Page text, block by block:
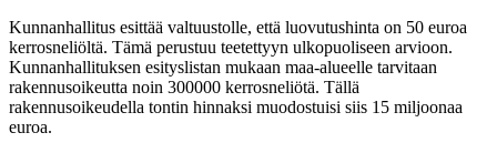
Kunnanhallitus esittää valtuustolle, että luovutushinta on 50 euroa
kerrosneliöltä. Tämä perustuu teetettyyn ulkopuoliseen arvioon.
Kunnanhallituksen esityslistan mukaan maa-alueelle tarvitaan
rakennusoikeutta noin 300000 kerrosneliötä. Tällä
rakennusoikeudella tontin hinnaksi muodostuisi siis 15 miljoonaa
euroa.